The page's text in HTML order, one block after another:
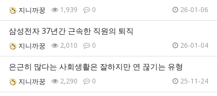
지니까꿍 1,939 0 26-01-06
삼성전자 37년간 근속한 직원의 퇴직
지니까꿍 2,010 0 26-01-04
은근히 많다는 사회생활은 잘하지만 연 끊기는 유형
지니까꿍 2,290 0 25-11-24